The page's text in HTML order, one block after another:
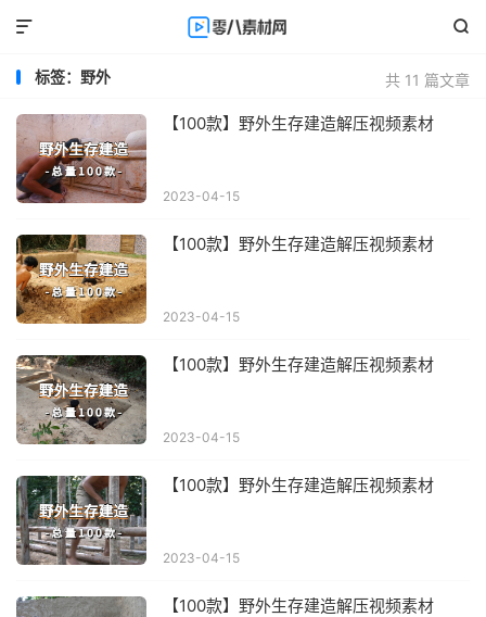


共 11 篇文章
标签：野外
【100款】野外生存建造解压视频素材
2023-04-15
【100款】野外生存建造解压视频素材
2023-04-15
【100款】野外生存建造解压视频素材
2023-04-15
【100款】野外生存建造解压视频素材
2023-04-15
【100款】野外生存建造解压视频素材